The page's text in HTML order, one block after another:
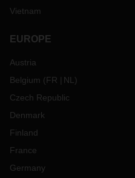
Vietnam
EUROPE
Austria
Belgium (FR NL )
Czech Republic
Denmark
Finland
France
Germany